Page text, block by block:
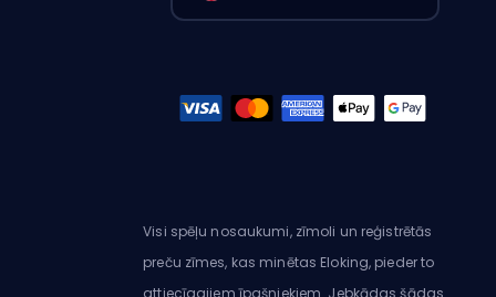
Visi spēļu nosaukumi, zīmoli un reģistrētās
preču zīmes, kas minētas Eloking, pieder to
attiecīgajiem īpašniekiem. Jebkādas šādas